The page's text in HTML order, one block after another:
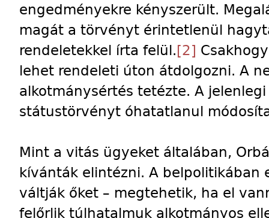
engedményekre kényszerült.
magát a törvényt érintetlenül
rendeletekkel írta felül.[2]
lehet rendeleti úton átdolgozni. A
alkotmánysértés tetézte. A
státustörvényt óhatatlanul
Mint a vitás ügyeket általában,
kívánták elintézni. A belpolitikában
váltják őket – megtehetik, ha el
felőrlik túlhatalmuk alkotmányos